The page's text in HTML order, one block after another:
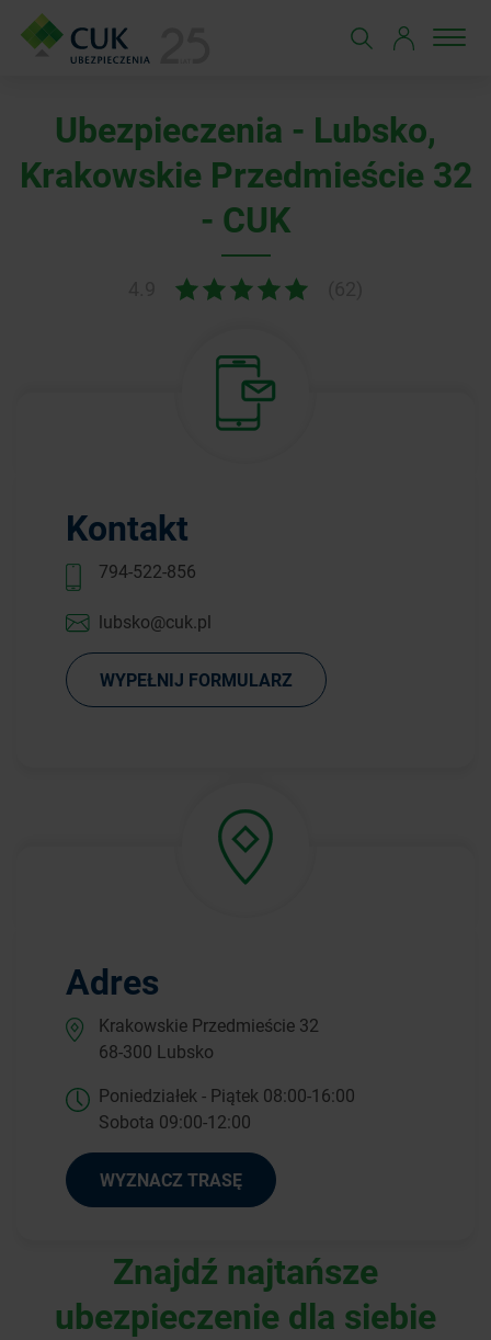
Ubezpieczenia - Lubsko,
Krakowskie Przedmieście 32
- CUK
Kontakt
794-522-856
lubsko@cuk.pl
WYPEŁNIJ FORMULARZ
Adres
Krakowskie Przedmieście 32
68-300 Lubsko
Poniedziałek - Piątek 08:00-16:00
Sobota 09:00-12:00
WYZNACZ TRASĘ
Znajdź najtańsze
ubezpieczenie dla siebie